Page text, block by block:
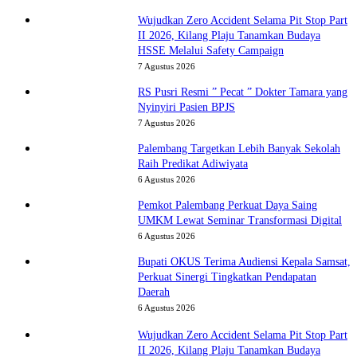
Wujudkan Zero Accident Selama Pit Stop Part
II 2026, Kilang Plaju Tanamkan Budaya
HSSE Melalui Safety Campaign
7 Agustus 2026
RS Pusri Resmi ” Pecat ” Dokter Tamara yang
Nyinyiri Pasien BPJS
7 Agustus 2026
Palembang Targetkan Lebih Banyak Sekolah
Raih Predikat Adiwiyata
6 Agustus 2026
Pemkot Palembang Perkuat Daya Saing
UMKM Lewat Seminar Transformasi Digital
6 Agustus 2026
Bupati OKUS Terima Audiensi Kepala Samsat,
Perkuat Sinergi Tingkatkan Pendapatan
Daerah
6 Agustus 2026
Wujudkan Zero Accident Selama Pit Stop Part
II 2026, Kilang Plaju Tanamkan Budaya